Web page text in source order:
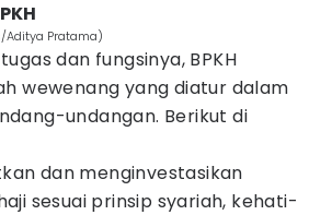
Aditya Pratama)
dan fungsinya, BPKH
wewenang yang diatur dalam
undangan. Berikut di
dan menginvestasikan
sesuai prinsip syariah, kehati-